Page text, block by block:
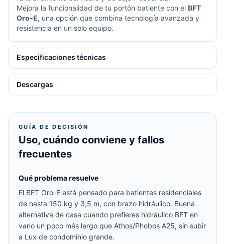
Mejora la funcionalidad de tu portón batiente con el BFT
Oro-E, una opción que combina tecnología avanzada y
resistencia en un solo equipo.
Especificaciones técnicas
Descargas
GUÍA DE DECISIÓN
Uso, cuándo conviene y fallos
frecuentes
Qué problema resuelve
El BFT Oro-E está pensado para batientes residenciales
de hasta 150 kg y 3,5 m, con brazo hidráulico. Buena
alternativa de casa cuando prefieres hidráulico BFT en
vano un poco más largo que Athos/Phobos A25, sin subir
a Lux de condominio grande.